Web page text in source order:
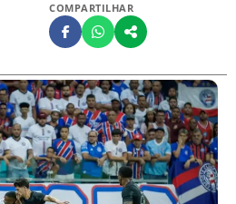
COMPARTILHAR